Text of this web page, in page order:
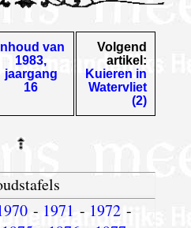
Inhoud van
1983,
jaargang
16
Volgend
artikel:
Kuieren in
Watervliet
(2)
- 1971 - 1972-